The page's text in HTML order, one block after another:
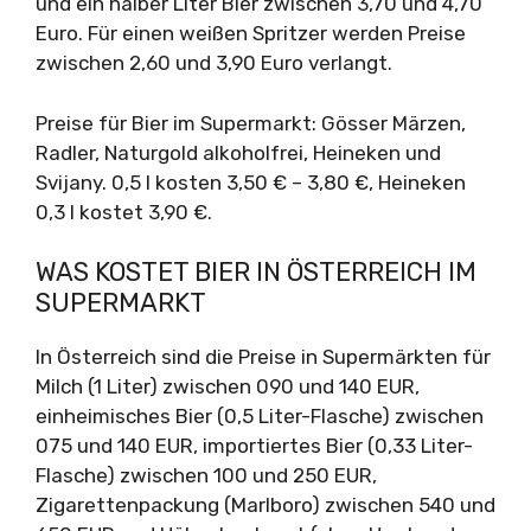
Euro. Für einen weißen Spritzer werden Preise
zwischen 2,60 und 3,90 Euro verlangt.
Preise für Bier im Supermarkt: Gösser Märzen,
Radler, Naturgold alkoholfrei, Heineken und
Svijany. 0,5 l kosten 3,50 € – 3,80 €, Heineken
0,3 l kostet 3,90 €.
WAS KOSTET BIER IN ÖSTERREICH IM
SUPERMARKT
In Österreich sind die Preise in Supermärkten für
Milch (1 Liter) zwischen 090 und 140 EUR,
einheimisches Bier (0,5 Liter-Flasche) zwischen
075 und 140 EUR, importiertes Bier (0,33 Liter-
Flasche) zwischen 100 und 250 EUR,
Zigarettenpackung (Marlboro) zwischen 540 und